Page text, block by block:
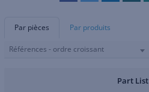
Par pièces Par produits
Références - ordre croissant
Part List